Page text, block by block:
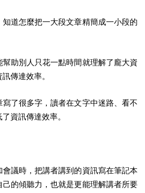
知道怎麼把一大段文章精簡成一小段的
幫助別人只花一點時間就理解了龐大資
傳達效率。
了很多字，讀者在文字中迷路、看不
資訊傳達效率。
議時，把講者講到的資訊寫在筆記本
己的傾聽力，也就是更能理解講者所要